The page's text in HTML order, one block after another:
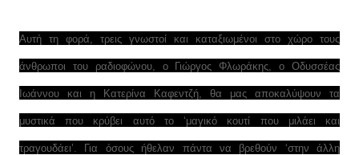
Αυτή τη φορά, τρεις γνωστοί και καταξιωμένοι στο χώρο τους
άνθρωποι του ραδιοφώνου, ο Γιώργος Φλωράκης, ο Οδυσσέας
Ιωάννου και η Κατερίνα Καφεντζή, θα μας αποκαλύψουν τα
μυστικά που κρύβει αυτό το ‘μαγικό κουτί που μιλάει και
τραγουδάει’. Για όσους ήθελαν πάντα να βρεθούν ‘στην άλλη